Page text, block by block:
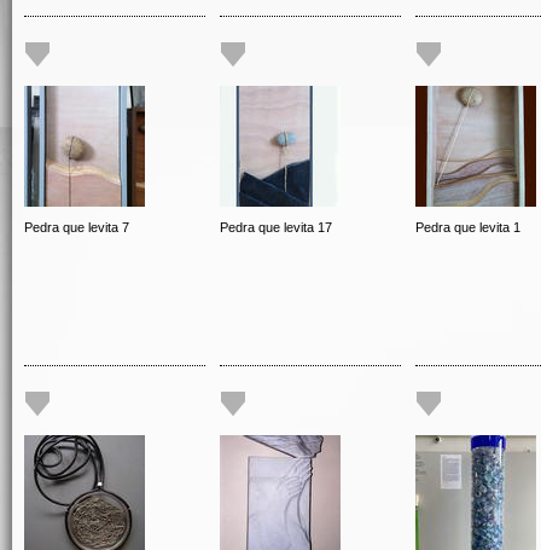
Pedra que levita 7 Pedra que levita 17 Pedra que levita 1